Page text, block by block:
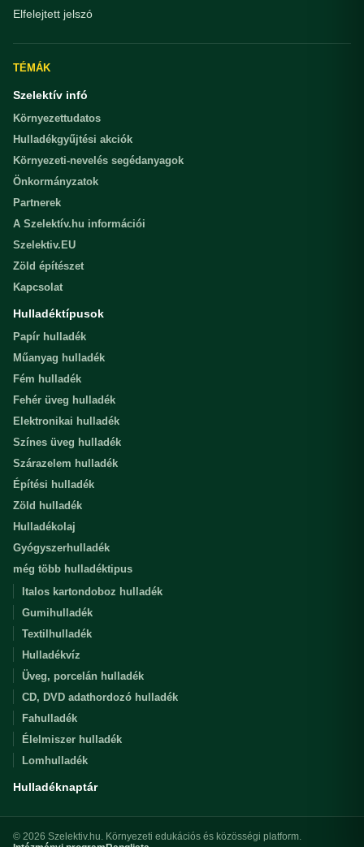
Elfelejtett jelszó
TÉMÁK
Szelektív infó
Környezettudatos
Hulladékgyűjtési akciók
Környezeti-nevelés segédanyagok
Önkormányzatok
Partnerek
A Szelektív.hu információi
Szelektiv.EU
Zöld építészet
Kapcsolat
Hulladéktípusok
Papír hulladék
Műanyag hulladék
Fém hulladék
Fehér üveg hulladék
Elektronikai hulladék
Színes üveg hulladék
Szárazelem hulladék
Építési hulladék
Zöld hulladék
Hulladékolaj
Gyógyszerhulladék
még több hulladéktipus
Italos kartondoboz hulladék
Gumihulladék
Textilhulladék
Hulladékvíz
Üveg, porcelán hulladék
CD, DVD adathordozó hulladék
Fahulladék
Élelmiszer hulladék
Lomhulladék
Hulladéknaptár
© 2026 Szelektiv.hu. Környezeti edukációs és közösségi platform.